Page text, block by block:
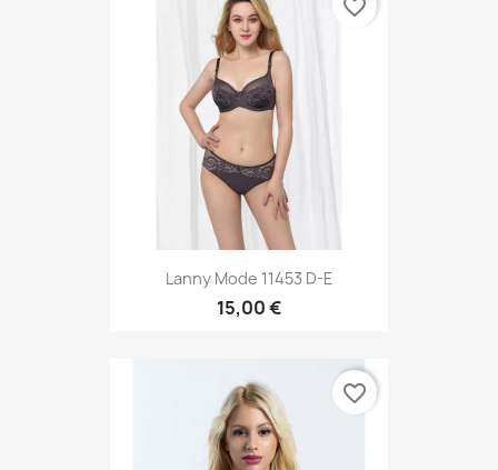
Lanny Mode 11453 D-E
15,00 €
favorite_border
favorite_border